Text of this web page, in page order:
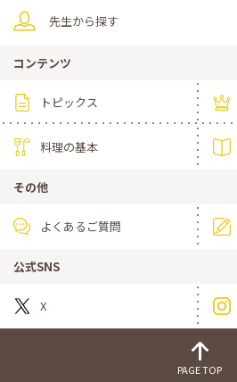
先生から探す
コンテンツ
トピックス
料理の基本
その他
よくあるご質問
公式SNS
X
PAGE TOP